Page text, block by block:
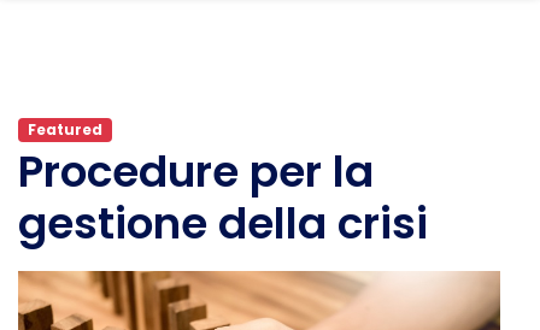
Featured
Procedure per la
gestione della crisi